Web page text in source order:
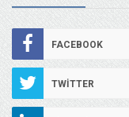
FACEBOOK
TWITTER